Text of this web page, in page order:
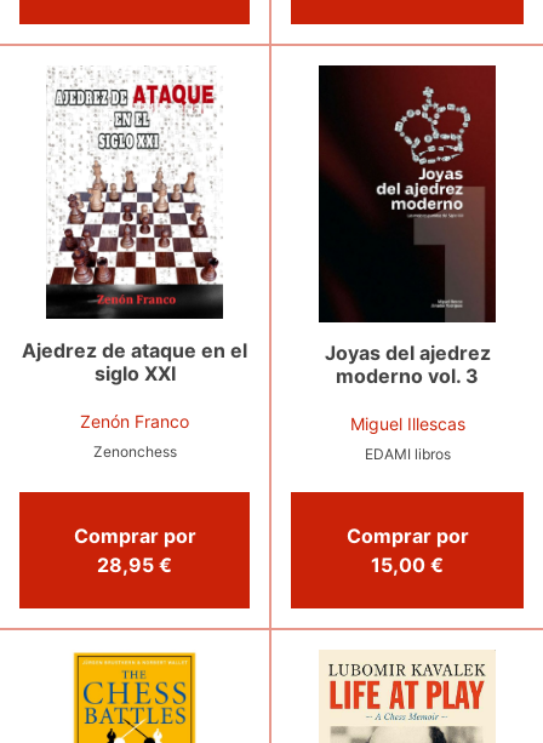
Ajedrez de ataque en el
siglo XXI
Zenón Franco
Zenonchess
Comprar por
28,95 €
Joyas del ajedrez
moderno vol. 3
Miguel Illescas
EDAMI libros
Comprar por
15,00 €